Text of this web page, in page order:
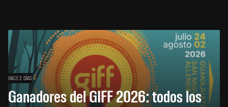
HACE 2 DÍAS
Ganadores del GIFF 2026: todos los